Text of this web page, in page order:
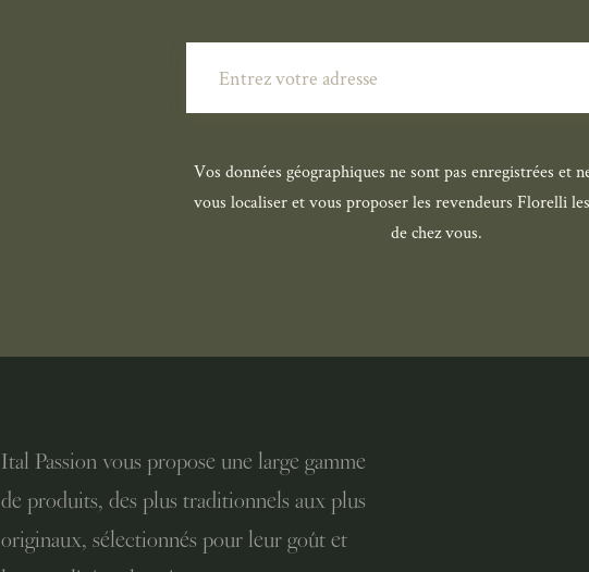
Vos données géographiques ne sont pas enregistrées et
vous localiser et vous proposer les revendeurs Florelli
de chez vous.
Ital Passion vous propose une large gamme
de produits, des plus traditionnels aux plus
originaux, sélectionnés pour leur goût et